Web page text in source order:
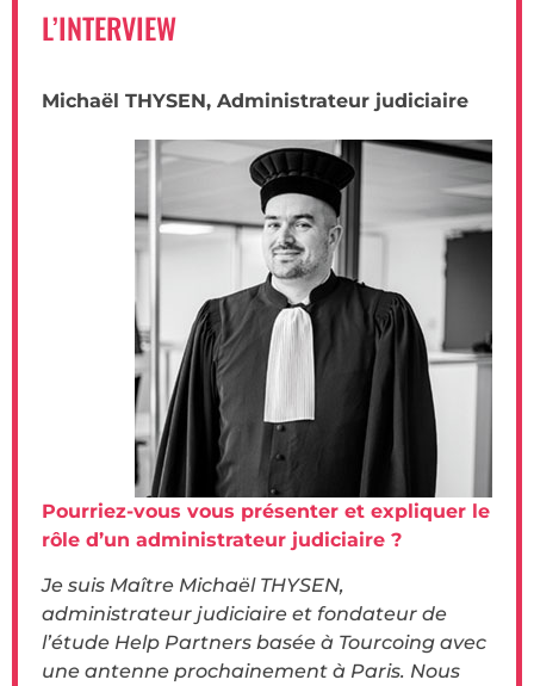
L’INTERVIEW
Michaël THYSEN, Administrateur judiciaire
Pourriez-vous vous présenter et expliquer le
rôle d’un administrateur judiciaire ?
Je suis Maître Michaël THYSEN,
administrateur judiciaire et fondateur de
l’étude Help Partners basée à Tourcoing avec
une antenne prochainement à Paris. Nous